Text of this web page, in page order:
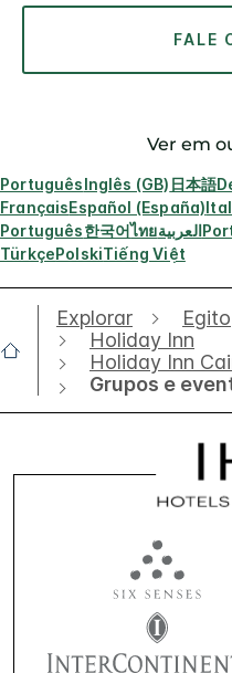
FALE
Ver em
PortuguêsInglês (GB) 日本語
FrançaisEspañol (España)
Português한국어ไทยالعربية
TürkçePolskiTiếng Việt
Explorar Egito
Holiday Inn
Holiday Inn
Grupos e